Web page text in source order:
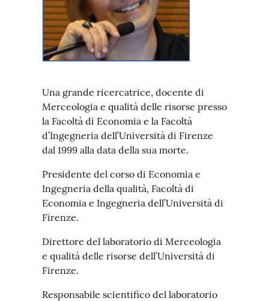
Una grande ricercatrice, docente di
Merceologia e qualità delle risorse presso
la Facoltà di Economia e la Facoltà
d’Ingegneria dell’Università di Firenze
dal 1999 alla data della sua morte.
Presidente del corso di Economia e
Ingegneria della qualità, Facoltà di
Economia e Ingegneria dell’Università di
Firenze.
Direttore del laboratorio di Merceologia
e qualità delle risorse dell’Università di
Firenze.
Responsabile scientifico del laboratorio